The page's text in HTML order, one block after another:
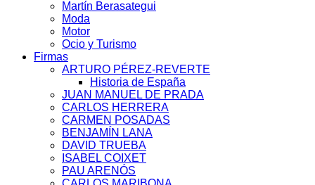
Martín Berasategui
Moda
Motor
Ocio y Turismo
Firmas
ARTURO PÉREZ-REVERTE
Historia de España
JUAN MANUEL DE PRADA
CARLOS HERRERA
CARMEN POSADAS
BENJAMÍN LANA
DAVID TRUEBA
ISABEL COIXET
PAU ARENÓS